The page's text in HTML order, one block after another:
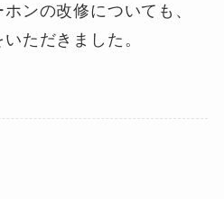
ンの改修についても、
ただきました。